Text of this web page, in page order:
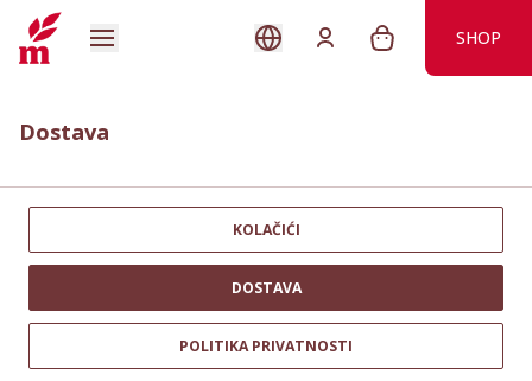
SHOP
Dostava
KOLAČIĆI
DOSTAVA
POLITIKA PRIVATNOSTI